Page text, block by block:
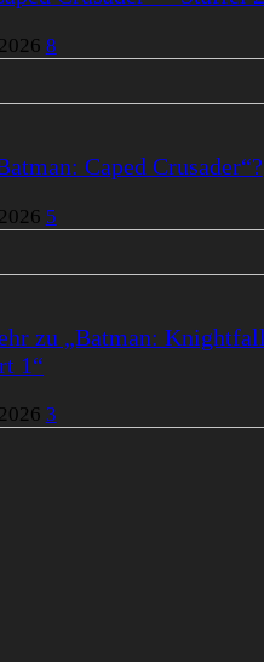
8
Caped Crusader“?
5
zu „Batman:
1“
3